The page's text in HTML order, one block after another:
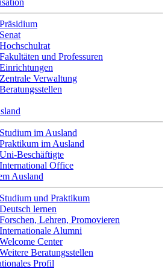
Präsidium
Senat
Hochschulrat
Fakultäten und Professuren
Einrichtungen
Zentrale Verwaltung
Beratungsstellen
Studium im Ausland
Praktikum im Ausland
Uni-Beschäftigte
International Office
Ausland
Studium und Praktikum
Deutsch lernen
Forschen, Lehren, Promovieren
Internationale Alumni
Welcome Center
Weitere Beratungsstellen
Profil